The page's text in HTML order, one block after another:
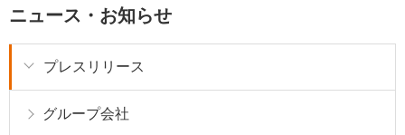
ニュース・お知らせ
プレスリリース
グループ会社